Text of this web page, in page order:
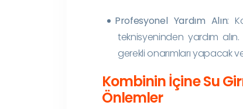
Profesyonel Yardım Alın:
teknisyeninden yardım
gerekli onarımları yapacak
Kombinin İçine Su
Önlemler